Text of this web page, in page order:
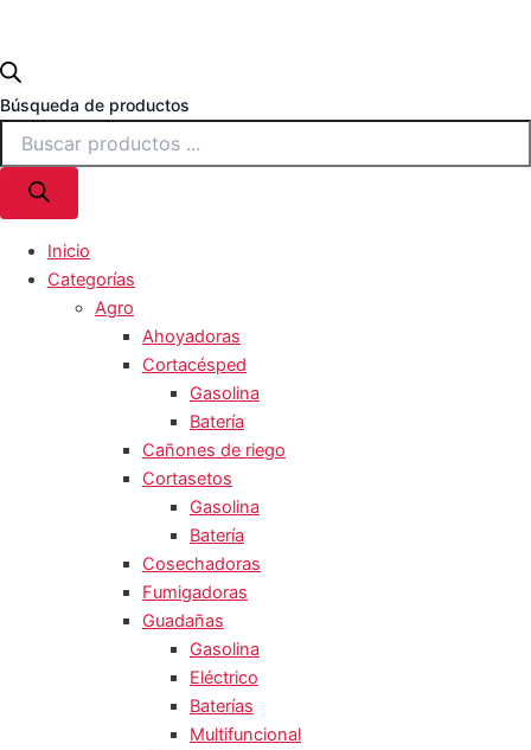
Búsqueda de productos
Inicio
Categorías
Agro
Ahoyadoras
Cortacésped
Gasolina
Batería
Cañones de riego
Cortasetos
Gasolina
Batería
Cosechadoras
Fumigadoras
Guadañas
Gasolina
Eléctrico
Baterías
Multifuncional